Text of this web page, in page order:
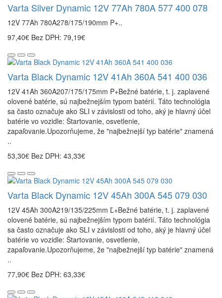
Varta Silver Dynamic 12V 77Ah 780A 577 400 078
12V 77Ah 780A278/175/190mm P+..
97,40€ Bez DPH: 79,19€
Varta Black Dynamic 12V 41Ah 360A 541 400 036
12V 41Ah 360A207/175/175mm P+Bežné batérie, t. j. zaplavené
olovené batérie, sú najbežnejším typom batérií. Táto technológia
sa často označuje ako SLI v závislosti od toho, aký je hlavný účel
batérie vo vozidle: Štartovanie, osvetlenie,
zapaľovanie.Upozorňujeme, že "najbežnejší typ batérie" znamená
..
53,30€ Bez DPH: 43,33€
Varta Black Dynamic 12V 45Ah 300A 545 079 030
12V 45Ah 300A219/135/225mm Ľ+Bežné batérie, t. j. zaplavené
olovené batérie, sú najbežnejším typom batérií. Táto technológia
sa často označuje ako SLI v závislosti od toho, aký je hlavný účel
batérie vo vozidle: Štartovanie, osvetlenie,
zapaľovanie.Upozorňujeme, že "najbežnejší typ batérie" znamená
..
77,90€ Bez DPH: 63,33€